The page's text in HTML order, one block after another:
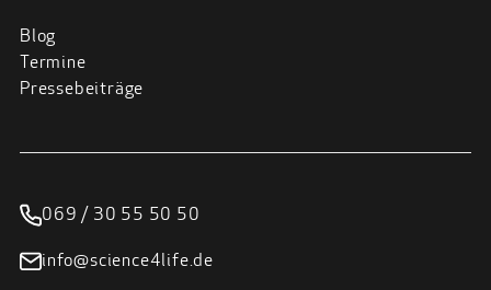
Blog
Termine
Pressebeiträge
069 / 30 55 50 50
info@science4life.de